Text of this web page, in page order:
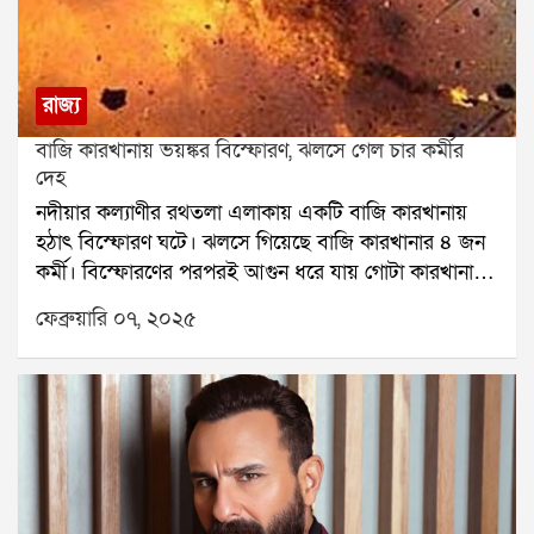
গেলাম। শেষবার আমি তার সঙ্গে একটি পার্টিতে দেখা
করেছিলাম। জীবন এত ছোট। সে আমার সাথে
#BiggBoss13 তে ছিল।
রাজ্য
বাজি কারখানায় ভয়ঙ্কর বিস্ফোরণ, ঝলসে গেল চার কর্মীর
দেহ
নদীয়ার কল্যাণীর রথতলা এলাকায় একটি বাজি কারখানায়
হঠাৎ বিস্ফোরণ ঘটে। ঝলসে গিয়েছে বাজি কারখানার ৪ জন
কর্মী। বিস্ফোরণের পরপরই আগুন ধরে যায় গোটা কারখানায়।
বীভৎস এই ঘটনায় কমপক্ষে চার জনের মৃত্যুর আশঙ্কা করা
হচ্ছে। তবে মৃতের সংখ্যা আরও বাড়তে পারে বলে দাবি
করছেন কেউ কেউ। বিস্ফোরণের তীব্রতায় উড়ে গিয়েছে
কারখানার ছাদ। এদিকে এই ঘটনার পরপরই এলাকায় যায়
পুলিশ ও দমকল। যুদ্ধকালীন তৎপরতায় শুরু হয় আগুন
নেভানোর কাজ। আগুন নেভানোর কাজে হাত লাগিয়েছেন
এলাকার বাসিন্দারাও। খবর পেয়েই ঘটনাস্থলে ছুটে যায়
বিশাল পুলিস বাহিনী ও দমকল। তবে তার আগেই স্থানীয়
ফেব্রুয়ারি ০৭, ২০২৫